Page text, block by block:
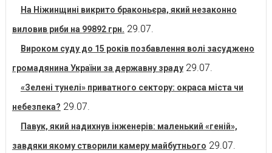
На Ніжинщині викрито браконьєра, який незаконно
виловив риби на 99892 грн. 29.07.
Вироком суду до 15 років позбавлення волі засуджено
громадянина України за державну зраду 29.07.
«Зелені тунелі» приватного сектору: окраса міста чи
небезпека? 29.07.
Павук, який надихнув інженерів: маленький «геній»,
завдяки якому створили камеру майбутнього 29.07.